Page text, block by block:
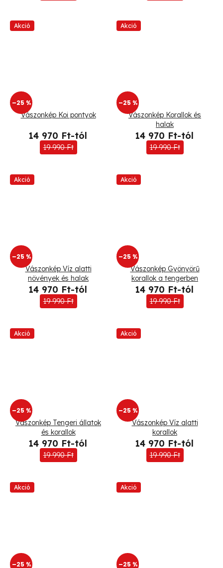
Akció
–25 %
Vászonkép Koi pontyok
14 970 Ft-tól
19 990 Ft
Akció
–25 %
Vászonkép Korallok és
halak
14 970 Ft-tól
19 990 Ft
Akció
–25 %
Vászonkép Víz alatti
növények és halak
14 970 Ft-tól
19 990 Ft
Akció
–25 %
Vászonkép Gyönyörű
korallok a tengerben
14 970 Ft-tól
19 990 Ft
Akció
–25 %
Vászonkép Tengeri állatok
és korallok
14 970 Ft-tól
19 990 Ft
Akció
–25 %
Vászonkép Víz alatti
korallok
14 970 Ft-tól
19 990 Ft
Akció
–25 %
Akció
–25 %